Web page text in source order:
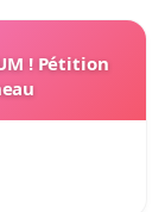
! Pétition